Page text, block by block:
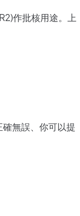
作批核用途。上
無誤、你可以提